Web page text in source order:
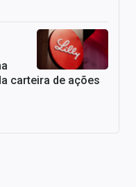
carteira de ações